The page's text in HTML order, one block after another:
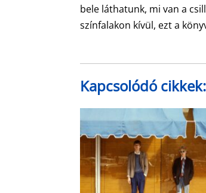
bele láthatunk, mi van a
színfalakon kívül, ezt a
Kapcsolódó cikkek: